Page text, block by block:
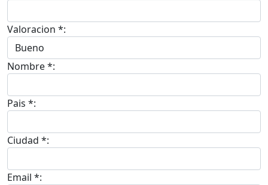
Valoracion *:
Nombre *:
Pais *:
Ciudad *:
Email *: